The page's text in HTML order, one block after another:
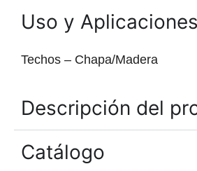
Uso y Aplicaciones
Techos – Chapa/Madera
Descripción del
Catálogo